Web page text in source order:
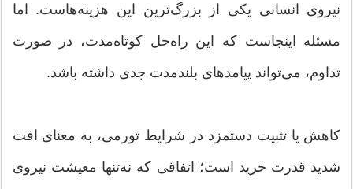
نیروی انسانی یکی از بزرگ‌ترین این هزینه‌هاست. اما
مسئله اینجاست که این راه‌حل کوتاه‌مدت، در صورت
تداوم، می‌تواند پیامد‌های بلندمدت جدی داشته باشد.
کاهش یا تثبیت دستمزد در شرایط تورمی، به معنای افت
شدید قدرت خرید است؛ اتفاقی که نه‌تنها معیشت نیروی